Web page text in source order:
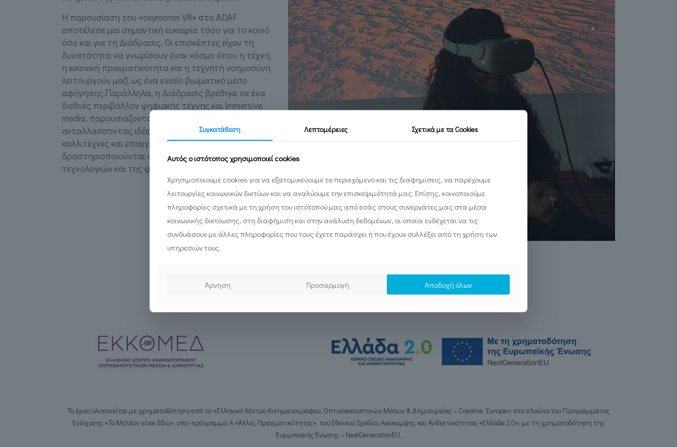
Η παρουσίαση του «oxymoron VR» στο ADAF
αποτέλεσε μια σημαντική ευκαιρία τόσο για το κοινό
όσο και για τη Διάδρασις. Οι επισκέπτες είχαν τη
δυνατότητα να γνωρίσουν έναν κόσμο όπου η τέχνη,
η εικονική πραγματικότητα και η τεχνητή νοημοσύνη
λειτουργούν μαζί ως ένα ενιαίο βιωματικό μέσο
αφήγησης.Παράλληλα, η Διάδρασις βρέθηκε σε ένα
διεθνές περιβάλλον ψηφιακής τέχνης και immersive
media, παρουσιάζοντας το έργο της,
ανταλλάσσοντας ιδέες και γνωρίζοντας δημιουργούς,
καλλιτέχνες και επαγγελματίες που
δραστηριοποιούνται στον χώρο των νέων
τεχνολογιών και της ψηφιακής αφήγησης.
Το έργο υλοποιείται με χρηματοδότηση από το «Ελληνικό Κέντρο Κινηματογράφου, Οπτικοακουστικών Μέσων & Δημιουργίας – Creative Europe», στο πλαίσιο του Προγράμματος
Ενίσχυσης «Το Μέλλον είναι Εδώ», υπο-πρόγραμμα Α «Άλλες Πραγματικότητες», του Εθνικού Σχεδίου Ανάκαμψης και Ανθεκτικότητας «Ελλάδα 2.0», με τη χρηματοδότηση της
Ευρωπαϊκής Ένωσης – NextGenerationEU.
Συγκατάθεση Λεπτομέρειες Σχετικά με ταCookies
Αυτός ο ιστότοπος χρησιμοποιεί cookies
Χρησιμοποιούμε cookies για να εξατομικεύουμε το περιεχόμενο και τις διαφημίσεις, να παρέχουμε
λειτουργίες κοινωνικών δικτύων και να αναλύουμε την επισκεψιμότητά μας. Επίσης, κοινοποιούμε
πληροφορίες σχετικά με τη χρήση του ιστότοπού μας από εσάς στους συνεργάτες μας στα μέσα
κοινωνικής δικτύωσης, στη διαφήμιση και στην ανάλυση δεδομένων, οι οποίοι ενδέχεται να τις
συνδυάσουν με άλλες πληροφορίες που τους έχετε παράσχει ή που έχουν συλλέξει από τη χρήση των
υπηρεσιών τους.
Άρνηση Προσαρμογή Αποδοχή όλων